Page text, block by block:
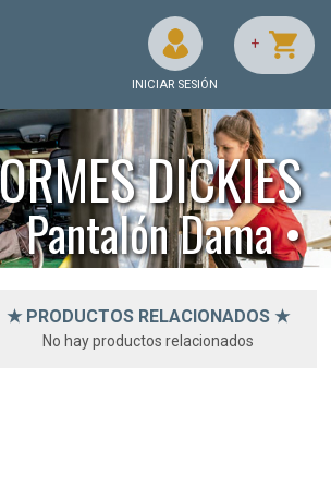
INICIAR SESIÓN
+
DICKIES
Pantalón Dama •
★ PRODUCTOS RELACIONADOS ★
No hay productos relacionados